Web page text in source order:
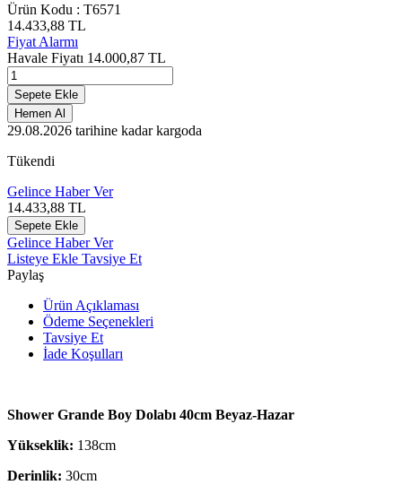
Ürün Kodu : T6571
14.433,88 TL
Fiyat Alarmı
Havale Fiyatı 14.000,87 TL
Sepete Ekle
Hemen Al
29.08.2026 tarihine kadar kargoda
Tükendi
Gelince Haber Ver
14.433,88 TL
Sepete Ekle
Gelince Haber Ver
Listeye Ekle Tavsiye Et
Paylaş
Ürün Açıklaması
Ödeme Seçenekleri
Tavsiye Et
İade Koşulları
Shower Grande Boy Dolabı 40cm Beyaz-Hazar
Yükseklik: 138cm
Derinlik: 30cm